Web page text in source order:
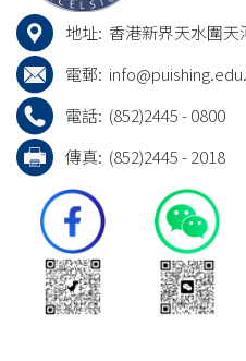
地址: 香港新界天水圍天
電郵:
電話: (852)2445 - 0800
傳真: (852)2445 - 2018